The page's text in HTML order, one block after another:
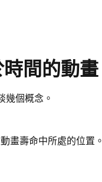
間的動畫
個概念。
畫壽命中所處的位置。